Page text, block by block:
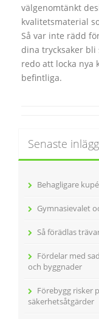
välgenomtänkt
kvalitetsmaterial
Så var inte rädd
dina trycksaker
redo att locka nya
befintliga.
Senaste
Behagligare
Gymnasievalet
Så förädlas
Fördelar med
och byggnader
Förebygg risker
säkerhetsåtgärder